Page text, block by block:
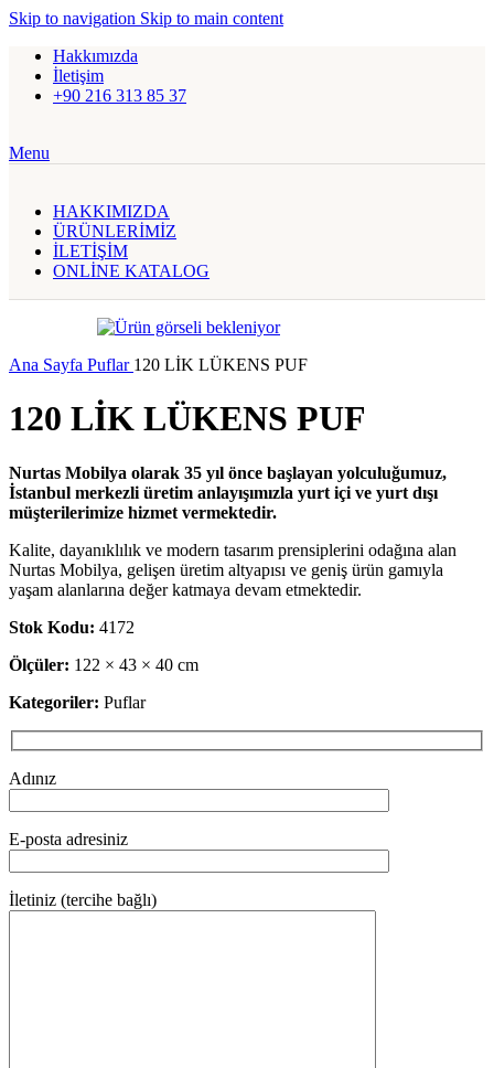
Skip to navigation Skip to main content
Hakkımızda
İletişim
+90 216 313 85 37
Menu
HAKKIMIZDA
ÜRÜNLERİMİZ
İLETİŞİM
ONLİNE KATALOG
Ana Sayfa Puflar 120 LİK LÜKENS PUF
120 LİK LÜKENS PUF
Nurtas Mobilya olarak 35 yıl önce başlayan yolculuğumuz,
İstanbul merkezli üretim anlayışımızla yurt içi ve yurt dışı
müşterilerimize hizmet vermektedir.
Kalite, dayanıklılık ve modern tasarım prensiplerini odağına alan
Nurtas Mobilya, gelişen üretim altyapısı ve geniş ürün gamıyla
yaşam alanlarına değer katmaya devam etmektedir.
Stok Kodu: 4172
Ölçüler: 122 × 43 × 40 cm
Kategoriler: Puflar
Adınız
E-posta adresiniz
İletiniz (tercihe bağlı)